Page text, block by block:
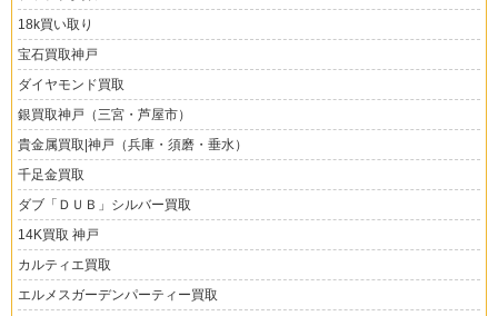
18k買い取り
宝石買取神戸
ダイヤモンド買取
銀買取神戸（三宮・芦屋市）
貴金属買取|神戸（兵庫・須磨・垂水）
千足金買取
ダブ「ＤＵＢ」シルバー買取
14K買取 神戸
カルティエ買取
エルメスガーデンパーティー買取